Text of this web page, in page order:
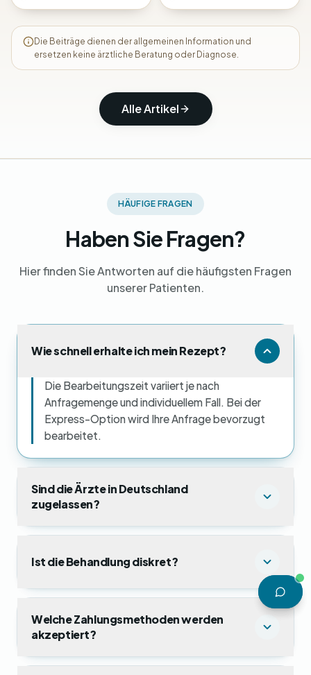
Die Beiträge dienen der allgemeinen Information und
ersetzen keine ärztliche Beratung oder Diagnose.
Alle Artikel
HÄUFIGE FRAGEN
Haben Sie Fragen?
Hier finden Sie Antworten auf die häufigsten Fragen
unserer Patienten.
Wie schnell erhalte ich mein Rezept?
Die Bearbeitungszeit variiert je nach
Anfragemenge und individuellem Fall. Bei der
Express-Option wird Ihre Anfrage bevorzugt
bearbeitet.
Sind die Ärzte in Deutschland
zugelassen?
Ist die Behandlung diskret?
Welche Zahlungsmethoden werden
akzeptiert?